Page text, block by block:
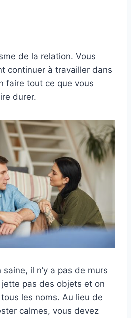
de la relation. Vous
continuer à travailler dans
faire tout ce que vous
durer.
il n’y a pas de murs
pas des objets et on
les noms. Au lieu de
calmes, vous devez